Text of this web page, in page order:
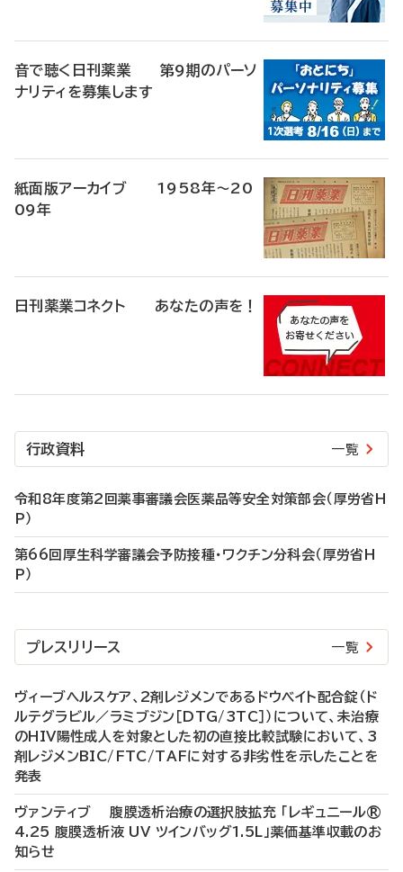
音で聴く日刊薬業 第9期のパーソ
ナリティを募集します
紙面版アーカイブ 1958年～20
09年
日刊薬業コネクト あなたの声を！
行政資料 一覧
令和8年度第2回薬事審議会医薬品等安全対策部会（厚労省H
P）
第66回厚生科学審議会予防接種・ワクチン分科会（厚労省H
P）
プレスリリース 一覧
ヴィーブヘルスケア、2剤レジメンであるドウベイト配合錠（ド
ルテグラビル／ラミブジン［DTG/3TC］）について、未治療
のHIV陽性成人を対象とした初の直接比較試験において、3
剤レジメンBIC/FTC/TAFに対する非劣性を示したことを
発表
ヴァンティブ 腹膜透析治療の選択肢拡充 「レギュニール®
4.25 腹膜透析液 UV ツインバッグ1.5L」薬価基準収載のお
知らせ